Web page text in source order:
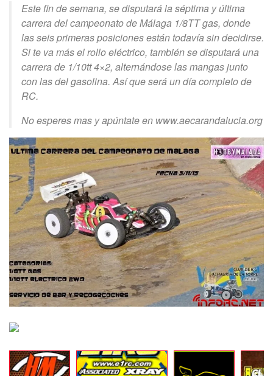
Este fin de semana, se disputará la séptima y última
carrera del campeonato de Málaga 1/8TT gas, donde
las seis primeras posiciones están todavía sin decidirse.
Si te va más el rollo eléctrico, también se disputará una
carrera de 1/10tt 4×2, alternándose las mangas junto
con las del gasolina. Así que será un día completo de
RC.
No esperes mas y apúntate en www.aecarandalucia.org